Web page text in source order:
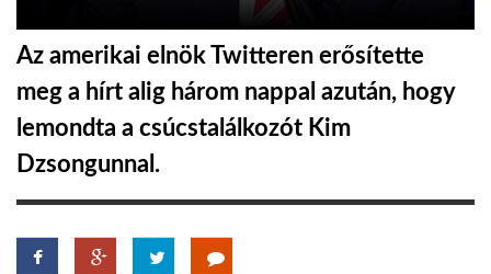
Az amerikai elnök Twitteren erősítette
meg a hírt alig három nappal azután, hogy
lemondta a csúcstalálkozót Kim
Dzsongunnal.